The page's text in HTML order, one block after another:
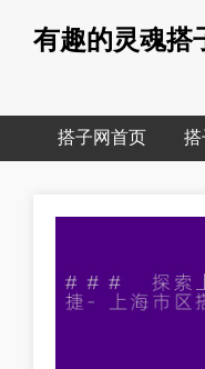
有趣的灵魂搭
搭子网首页 搭